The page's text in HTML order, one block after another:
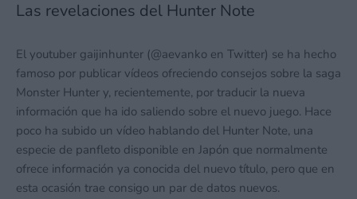
Las revelaciones del Hunter Note
El youtuber gaijinhunter (@aevanko en Twitter) se ha hecho
famoso por publicar vídeos ofreciendo consejos sobre la saga
Monster Hunter y, recientemente, por traducir la nueva
información que ha ido saliendo sobre el nuevo juego. Hace
poco ha subido un vídeo hablando del Hunter Note, una
especie de panfleto disponible en Japón que normalmente
ofrece información ya conocida del nuevo título, pero que en
esta ocasión trae consigo un par de datos nuevos.